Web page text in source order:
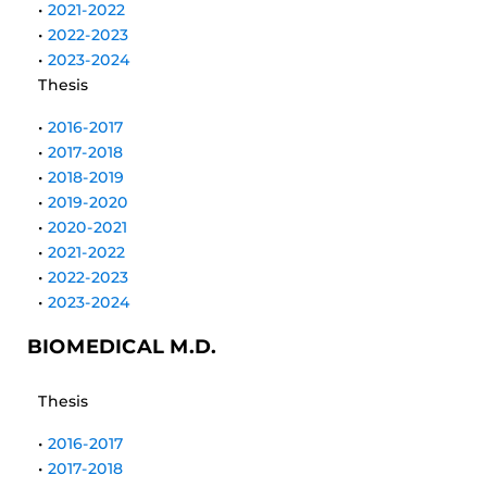
• 2021-2022
• 2022-2023
• 2023-2024
Thesis
• 2016-2017
• 2017-2018
• 2018-2019
• 2019-2020
• 2020-2021
• 2021-2022
• 2022-2023
• 2023-2024
BIOMEDICAL M.D.
Thesis
• 2016-2017
• 2017-2018